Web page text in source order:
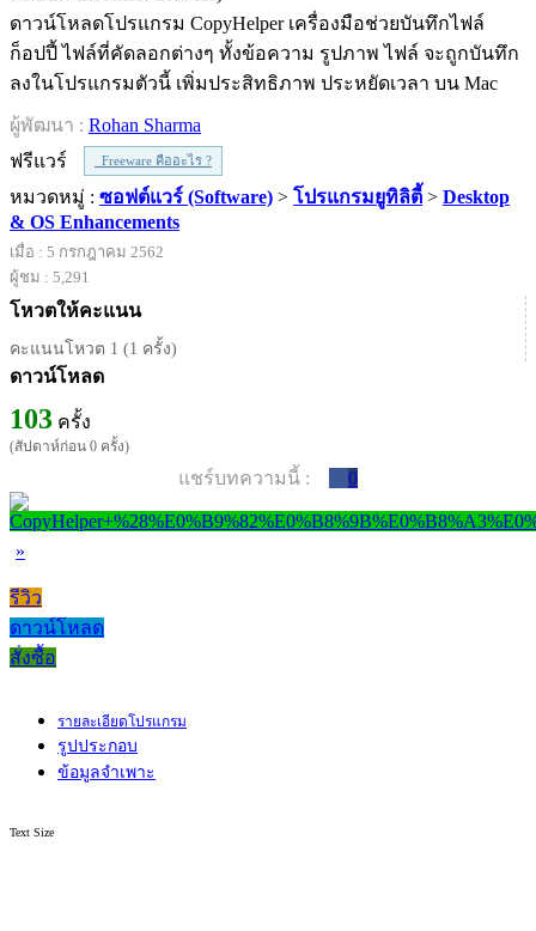
ดาวน์โหลดโปรแกรม CopyHelper เครื่องมือช่วยบันทึกไฟล์
ก็อปปี้ ไฟล์ที่คัดลอกต่างๆ ทั้งข้อความ รูปภาพ ไฟล์ จะถูกบันทึก
ลงในโปรแกรมตัวนี้ เพิ่มประสิทธิภาพ ประหยัดเวลา บน Mac
ผู้พัฒนา : Rohan Sharma
ฟรีแวร์
Freeware คืออะไร ?
หมวดหมู่ : ซอฟต์แวร์ (Software) > โปรแกรมยูทิลิตี้ > Desktop
& OS Enhancements
เมื่อ : 5 กรกฎาคม 2562
ผู้ชม : 5,291
โหวตให้คะแนน
คะแนนโหวต 1 (1 ครั้ง)
ดาวน์โหลด
103 ครั้ง
(สัปดาห์ก่อน 0 ครั้ง)
แชร์บทความนี้ : 0
»
รีวิว
ดาวน์โหลด
สั่งซื้อ
รายละเอียดโปรแกรม
รูปประกอบ
ข้อมูลจำเพาะ
Text Size